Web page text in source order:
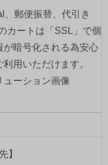
お祝いのケーキ
た時も「早めに
コメントをどうぞ
、郵便振替、代引き
カートは「SSL」で個
が暗号化される為安心
利用いただけます。
】